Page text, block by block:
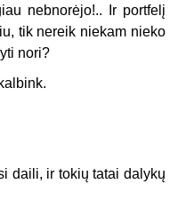
nebnorėjo!.. Ir portfelį
tik nereik niekam nieko
nori?
daili, ir tokių tatai dalykų